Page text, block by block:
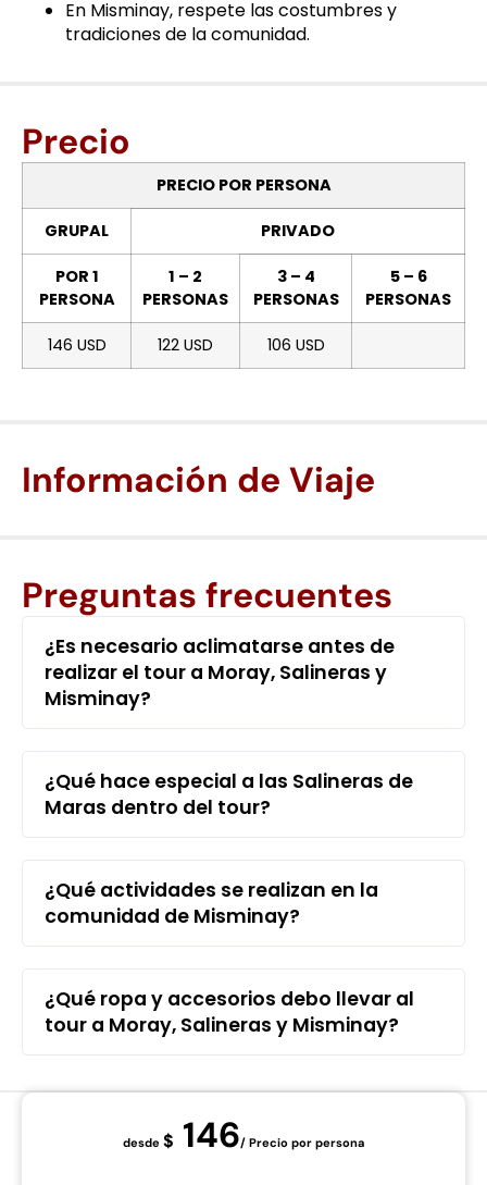
En Misminay, respete las costumbres y
tradiciones de la comunidad.
Precio
PRECIO POR PERSONA
GRUPAL PRIVADO
POR 1
PERSONA
1 – 2
PERSONAS
3 – 4
PERSONAS
5 – 6
PERSONAS
146 USD 122 USD 106 USD
Información de Viaje
Preguntas frecuentes
¿Es necesario aclimatarse antes de
realizar el tour a Moray, Salineras y
Misminay?
¿Qué hace especial a las Salineras de
Maras dentro del tour?
¿Qué actividades se realizan en la
comunidad de Misminay?
¿Qué ropa y accesorios debo llevar al
tour a Moray, Salineras y Misminay?
desde $ 146/ Precio por persona